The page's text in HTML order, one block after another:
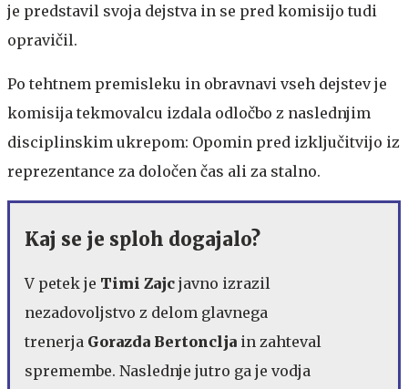
je predstavil svoja dejstva in se pred komisijo tudi
opravičil.
Po tehtnem premisleku in obravnavi vseh dejstev je
komisija tekmovalcu izdala odločbo z naslednjim
disciplinskim ukrepom: Opomin pred izključitvijo iz
reprezentance za določen čas ali za stalno.
Kaj se je sploh dogajalo?
V petek je Timi Zajc javno izrazil
nezadovoljstvo z delom glavnega
trenerja Gorazda Bertonclja in zahteval
spremembe. Naslednje jutro ga je vodja